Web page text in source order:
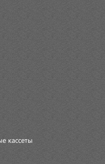
кассеты